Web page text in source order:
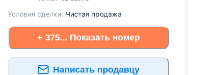
Условия сделки: Чистая продажа
+ 375... Показать номер
Написать продавцу